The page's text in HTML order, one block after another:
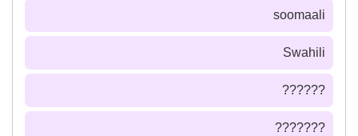
soomaali
Swahili
??????
???????